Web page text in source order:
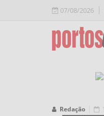
07/08/2026
Redação